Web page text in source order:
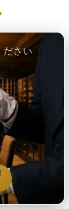
ださい